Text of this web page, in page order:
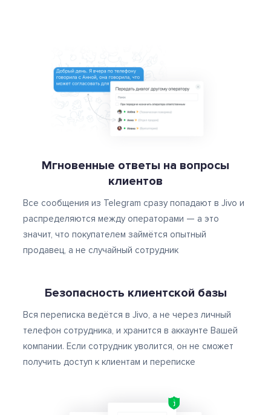
Мгновенные ответы на вопросы
клиентов
Все сообщения из Telegram сразу попадают в Jivo и
распределяются между операторами — а это
значит, что покупателем займётся опытный
продавец, а не случайный сотрудник
Безопасность клиентской базы
Вся переписка ведётся в Jivo, а не через личный
телефон сотрудника, и хранится в аккаунте Вашей
компании. Если сотрудник уволится, он не сможет
получить доступ к клиентам и переписке